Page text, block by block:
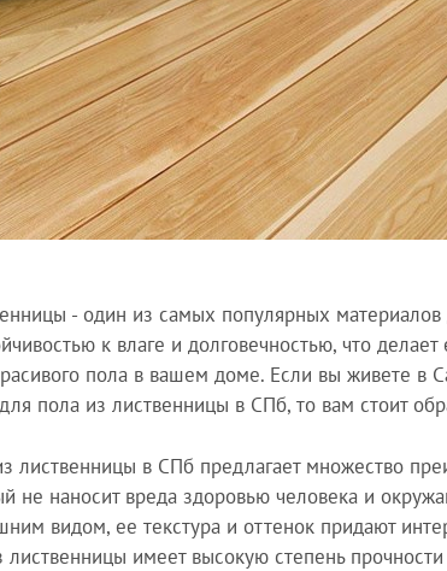
- один из самых популярных
к влаге и долговечностью, что
пола в вашем доме. Если вы живете в
пола из лиственницы в СПб, то вам стоит
лиственницы в СПб предлагает множество
не наносит вреда здоровью человека и
видом, ее текстура и оттенок придают
лиственницы имеет высокую степень